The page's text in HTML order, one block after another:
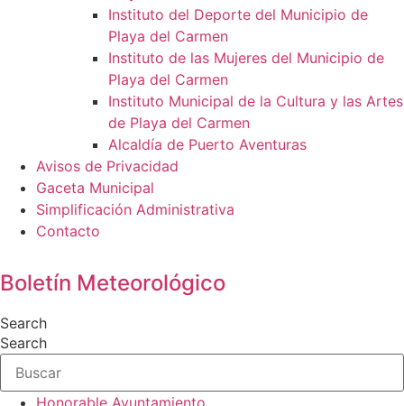
Instituto del Deporte del Municipio de
Playa del Carmen
Instituto de las Mujeres del Municipio de
Playa del Carmen
Instituto Municipal de la Cultura y las Artes
de Playa del Carmen
Alcaldía de Puerto Aventuras
Avisos de Privacidad
Gaceta Municipal
Simplificación Administrativa
Contacto
Boletín Meteorológico
Search
Search
Honorable Ayuntamiento